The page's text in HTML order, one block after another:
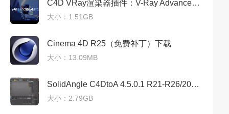
C4D VRay渲染器插件：V-Ray Advanced 5.10.22 For Cinema 4D R20-S24免费下载
大小：1.51GB
Cinema 4D R25（免费补丁）下载
大小：13.09MB
SolidAngle C4DtoA 4.5.0.1 R21-R26/2023(C4D阿诺德渲染器)免费稳定版
大小：2.79GB